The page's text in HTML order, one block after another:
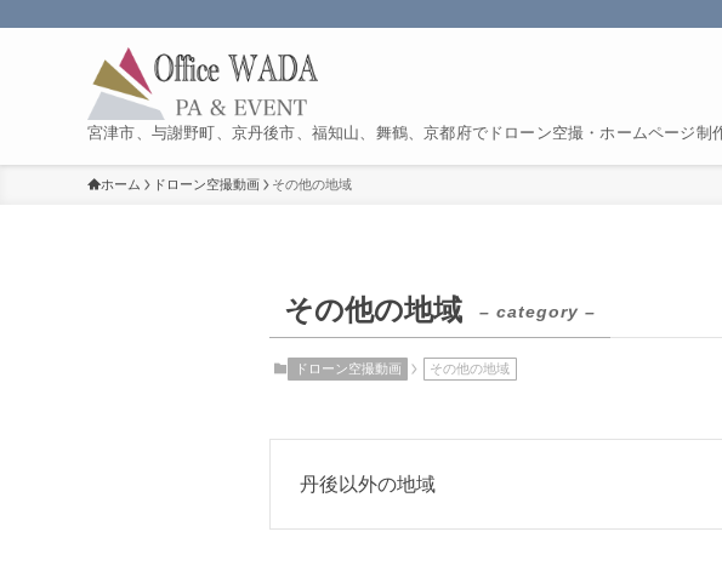
宮津市、与謝野町、京丹後市、福知山、舞鶴、京都府でドローン空撮・ホームページ制
ホーム ドローン空撮動画 その他の地域
その他の地域 – category –
ドローン空撮動画 その他の地域
丹後以外の地域